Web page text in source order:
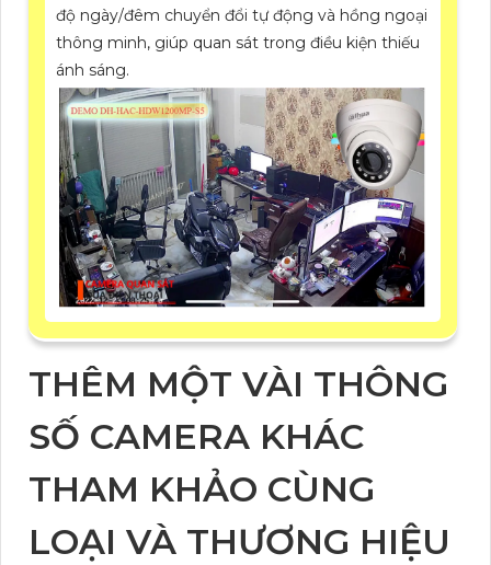
độ ngày/đêm chuyển đổi tự động và hồng ngoại
thông minh, giúp quan sát trong điều kiện thiếu
ánh sáng.
THÊM MỘT VÀI THÔNG
SỐ CAMERA KHÁC
THAM KHẢO CÙNG
LOẠI VÀ THƯƠNG HIỆU